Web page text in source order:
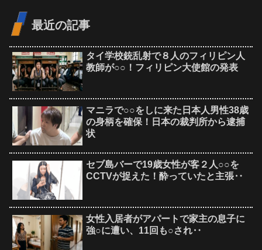
最近の記事
タイ学校銃乱射で８人のフィリピン人
教師が○○！フィリピン大使館の発表
マニラで○○をしに来た日本人男性38歳
の身柄を確保！日本の裁判所から逮捕
状
セブ島バーで19歳女性が客２人○○を
CCTVが捉えた！酔っていたと主張‥
女性入居者がアパートで家主の息子に
強○に遭い、11回も○され‥